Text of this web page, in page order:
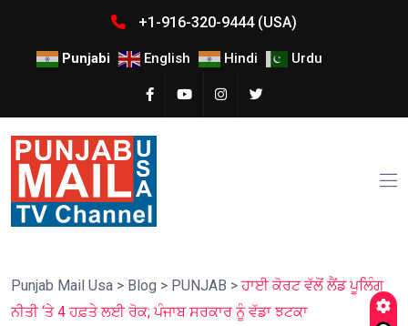
+1-916-320-9444 (USA)
Punjabi English Hindi Urdu
Punjab Mail Usa > Blog > PUNJAB >ਹਾਈ ਕੋਰਟ ਵੱਲੋਂ ਲੈਂਡ ਪੂਲਿੰਗ
ਨੀਤੀ ‘ਤੇ 4 ਹਫ਼ਤੇ ਲਈ ਰੋਕ; ਪੰਜਾਬ ਸਰਕਾਰ ਨੂੰ ਵੱਡਾ ਝਟਕਾ